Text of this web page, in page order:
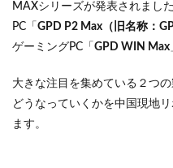
MAXシリーズが発表されまし
PC「 GPD P2 Max（旧名称：
ゲーミングPC「 GPD WIN Max
大きな注目を集めている２つ
どうなっていくかを中国現地
ます。